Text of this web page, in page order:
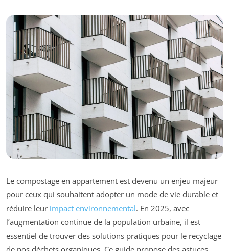
Le compostage en appartement est devenu un enjeu majeur
pour ceux qui souhaitent adopter un mode de vie durable et
réduire leur impact environnemental. En 2025, avec
l’augmentation continue de la population urbaine, il est
essentiel de trouver des solutions pratiques pour le recyclage